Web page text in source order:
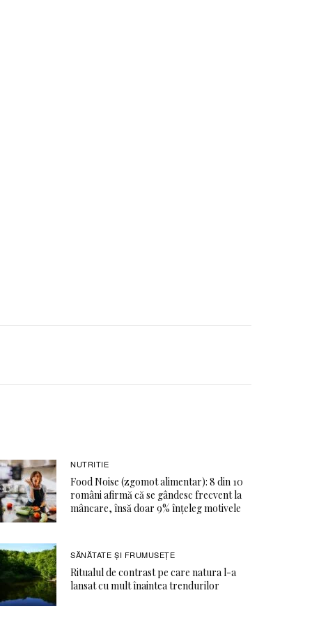
NUTRITIE
Food Noise (zgomot alimentar): 8 din 10
români afirmă că se gândesc frecvent la
mâncare, însă doar 9% înțeleg motivele
SĂNĂTATE ŞI FRUMUSEȚE
Ritualul de contrast pe care natura l-a
lansat cu mult înaintea trendurilor